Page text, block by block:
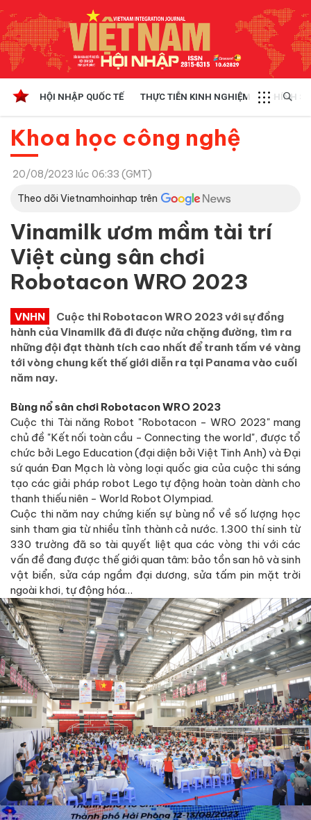
HỘI NHẬP QUỐC TẾ THỰC TIỄN KINH NGHIỆM CHÍNH
Khoa học công nghệ
20/08/2023 lúc 06:33 (GMT)
Theo dõi Vietnamhoinhap trên
Vinamilk ươm mầm tài trí
Việt cùng sân chơi
Robotacon WRO 2023
VNHN
Cuộc thi Robotacon WRO 2023 với sự đồng
hành của Vinamilk đã đi được nửa chặng đường, tìm ra
những đội đạt thành tích cao nhất để tranh tấm vé vàng
tới vòng chung kết thế giới diễn ra tại Panama vào cuối
năm nay.
Bùng nổ sân chơi Robotacon WRO 2023
Cuộc thi Tài năng Robot "Robotacon - WRO 2023" mang
chủ đề "Kết nối toàn cầu - Connecting the world", được tổ
chức bởi Lego Education (đại diện bởi Việt Tinh Anh) và Đại
sứ quán Đan Mạch là vòng loại quốc gia của cuộc thi sáng
tạo các giải pháp robot Lego tự động hoàn toàn dành cho
thanh thiếu niên - World Robot Olympiad.
Cuộc thi năm nay chứng kiến sự bùng nổ về số lượng học
sinh tham gia từ nhiều tỉnh thành cả nước. 1.300 thí sinh từ
330 trường đã so tài quyết liệt qua các vòng thi với các
vấn đề đang được thế giới quan tâm: bảo tồn san hô và sinh
vật biển, sửa cáp ngầm đại dương, sửa tấm pin mặt trời
ngoài khơi, tự động hóa…